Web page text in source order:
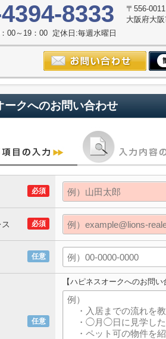
8333
〒556-0011
大阪府大
00～19：00 定休日:毎週水曜日
ークへのお問い合わせ
必須
必須
任意
任意
【ハピネスオークへのお問い